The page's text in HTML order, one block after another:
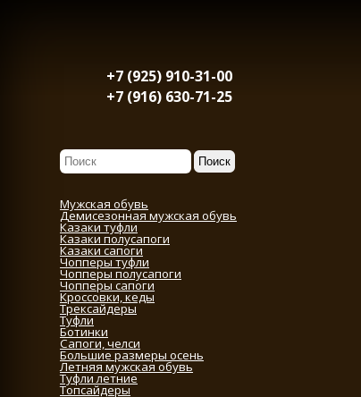
+7 (925) 910-31-00
+7 (916) 630-71-25
Мужская обувь
Демисезонная мужская обувь
Казаки туфли
Казаки полусапоги
Казаки сапоги
Чопперы туфли
Чопперы полусапоги
Чопперы сапоги
Кроссовки, кеды
Трексайдеры
Туфли
Ботинки
Сапоги, челси
Большие размеры осень
Летняя мужская обувь
Туфли летние
Топсайдеры